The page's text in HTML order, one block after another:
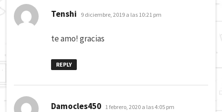
Tenshi dice:
9 diciembre, 2019 a las 10:21 pm
te amo! gracias
REPLY
Damocles450 dice:
1 febrero, 2020 a las 4:05 pm